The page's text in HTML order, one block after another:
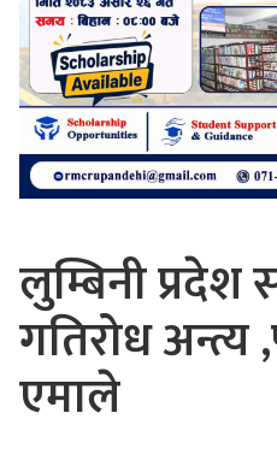
लुम्बिनी प्रदेश
गतिरोध अन्त्य
एमाले